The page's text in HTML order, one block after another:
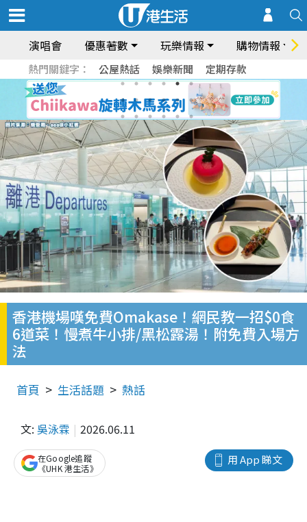
演唱會 優惠著數 玩樂情報 購物情報
熱門關鍵字： 公屋熱話 娛樂新聞 定期存款
香港機場嘆免費Omakase！網民教一招$0食
6道菜！慢煮牛小排/黑松露湯！附免費入場方
法
首頁 生活話題 熱話
文: 吳泳霖 2026.06.11
用 App 睇文
在Google追蹤
《UHK 港生活》